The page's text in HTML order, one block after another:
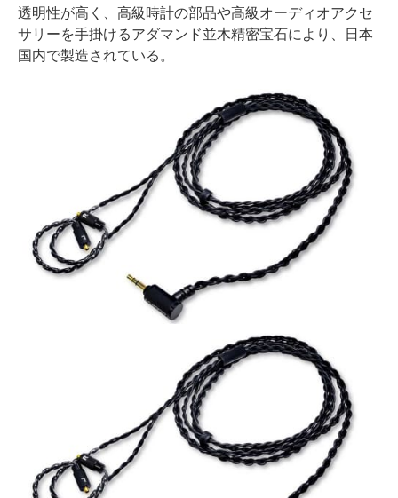
透明性が高く、高級時計の部品や高級オーディオアクセ
サリーを手掛けるアダマンド並木精密宝石により、日本
国内で製造されている。